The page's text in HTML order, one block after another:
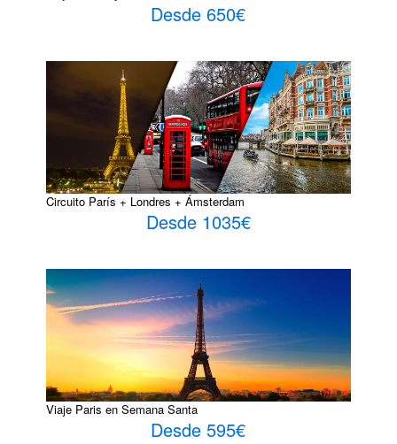
Desde 650€
Circuito París + Londres + Ámsterdam
Desde 1035€
Viaje Paris en Semana Santa
Desde 595€